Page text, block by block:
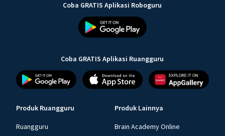
Coba GRATIS Aplikasi Roboguru
Coba GRATIS Aplikasi Ruangguru
Produk Ruangguru
Ruangguru
Produk Lainnya
Brain Academy Online